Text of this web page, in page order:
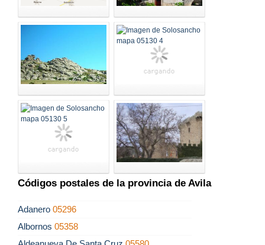
Códigos postales de la provincia de Avila
Adanero 05296
Albornos 05358